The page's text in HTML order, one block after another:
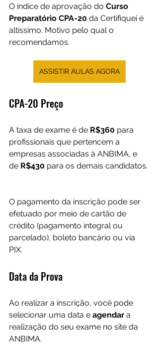
O índice de aprovação do Curso
Preparatório CPA-20 da Certifiquei é
altíssimo. Motivo pelo qual o
recomendamos.
ASSISTIR AULAS AGORA
CPA-20 Preço
A taxa de exame é de R$360 para
profissionais que pertencem a
empresas associadas à ANBIMA, e
de R$430 para os demais candidatos.
O pagamento da inscrição pode ser
efetuado por meio de cartão de
crédito (pagamento integral ou
parcelado), boleto bancário ou via
PIX.
Data da Prova
Ao realizar a inscrição, você pode
selecionar uma data e agendar a
realização do seu exame no site da
ANBIMA.